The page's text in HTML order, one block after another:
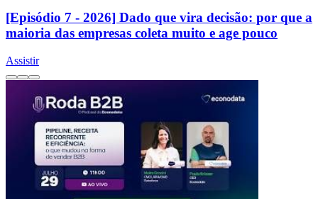
[Episódio 7 - 2026] Dado que vira decisão: por que a
maioria das empresas coleta muito e age pouco
Assistir